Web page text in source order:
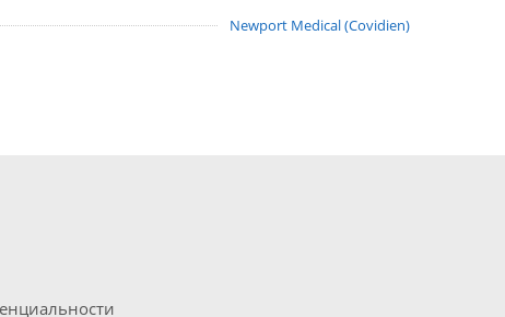
Newport Medical (Covidien)